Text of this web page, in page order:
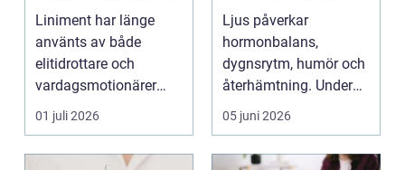
man bör tänka på
Liniment har länge
använts av både
elitidrottare och
vardagsmotionärer
för...
01 juli 2026
välbefinnande
Ljus påverkar
hormonbalans,
dygnsrytm, humör och
återhämtning. Under
senare år har en ny typ
av prod...
05 juni 2026